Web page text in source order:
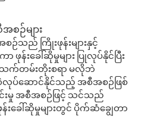
စဉ်များ
ဉ်သည် ကြိုးဖုန်းများနှင့်
ဖုန်းခေါ်ဆိုမှုများ ပြုလုပ်နိုင်ပြီး
တမ်းတိုးစရာ မလိုဘဲ
လုပ်ဆောင်နိုင်သည့် အစီအစဉ်ဖြစ်
းမှု အစီအစဉ်ဖြင့် သင်သည်
းခေါ်ဆိုမှုများတွင် ပိုက်ဆံချွေတာ